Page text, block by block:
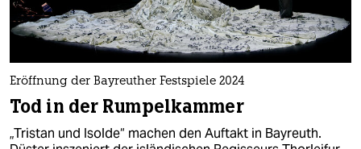
Eröffnung der Bayreuther Festspiele 2024
Tod in der Rumpelkammer
„Tristan und Isolde“ machen den Auftakt in Bayreuth.